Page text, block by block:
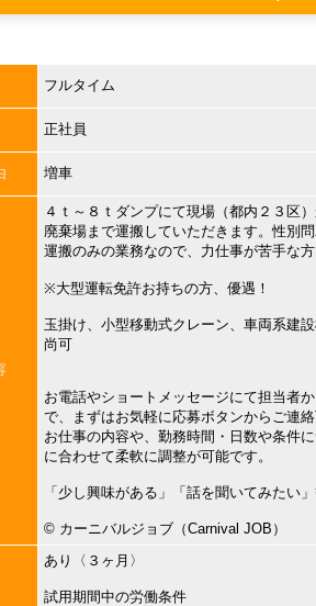
フルタイム
正社員
増車
４ｔ～８ｔダンプにて現場（都内２３区
廃棄場まで運搬していただきます。性別
運搬のみの業務なので、力仕事が苦手な方
※大型運転免許お持ちの方、優遇！
玉掛け、小型移動式クレーン、車両系建
尚可
お電話やショートメッセージにて担当者
で、まずはお気軽に応募ボタンからご連絡
お仕事の内容や、勤務時間・日数や条件
に合わせて柔軟に調整が可能です。
「少し興味がある」「話を聞いてみたい
©︎ カーニバルジョブ（Carnival JOB）
あり〈３ヶ月〉
試用期間中の労働条件